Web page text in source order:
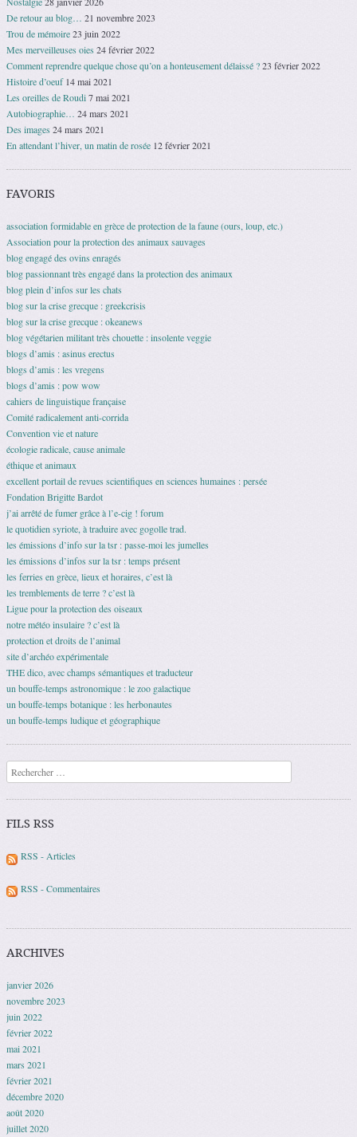
De retour au blog… 21 novembre 2023
Trou de mémoire23 juin 2022
Mes merveilleuses oies 24 février 2022
Comment reprendre quelque chose qu’on a honteusement délaissé ?23 février 2022
Histoire d’oeuf 14 mai 2021
Les oreilles de Roudi7 mai 2021
Autobiographie… 24 mars 2021
Des images 24 mars 2021
En attendant l’hiver, un matin de rosée 12 février 2021
FAVORIS
association formidable en grèce de protection de la faune (ours, loup, etc.)
Association pour la protection des animaux sauvages
blog engagé des ovins enragés
blog passionnant très engagé dans la protection des animaux
blog plein d’infos sur les chats
blog sur la crise grecque : greekcrisis
blog sur la crise grecque : okeanews
blog végétarien militant très chouette : insolente veggie
blogs d’amis : asinus erectus
blogs d’amis : les vregens
blogs d’amis : pow wow
cahiers de linguistique française
Comité radicalement anti-corrida
Convention vie et nature
écologie radicale, cause animale
éthique et animaux
excellent portail de revues scientifiques en sciences humaines : persée
Fondation Brigitte Bardot
j’ai arrêté de fumer grâce à l’e-cig ! forum
le quotidien syriote, à traduire avec gogolle trad.
les émissions d’info sur la tsr : passe-moi les jumelles
les émissions d’infos sur la tsr : temps présent
les ferries en grèce, lieux et horaires, c’est là
les tremblements de terre ? c’est là
Ligue pour la protection des oiseaux
notre météo insulaire ? c’est là
protection et droits de l’animal
site d’archéo expérimentale
THE dico, avec champs sémantiques et traducteur
un bouffe-temps astronomique : le zoo galactique
un bouffe-temps botanique : les herbonautes
un bouffe-temps ludique et géographique
Recherche
FILS RSS
RSS - Articles
RSS - Commentaires
ARCHIVES
janvier 2026
novembre 2023
juin 2022
février 2022
mai 2021
mars 2021
février 2021
décembre 2020
août 2020
juillet 2020